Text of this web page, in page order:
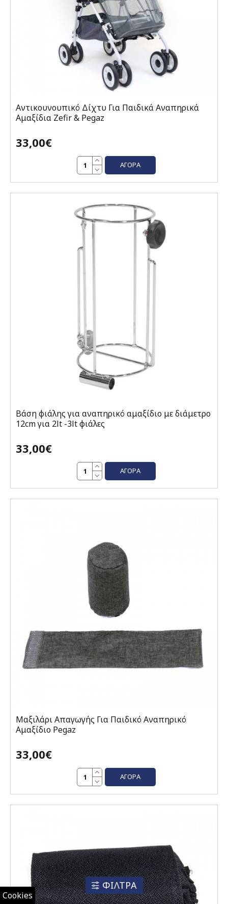
Cookies
Αντικουνουπικό Δίχτυ Για Παιδικά Αναπηρικά
Αμαξίδια Zefir & Pegaz
33,00€
ΑΓΟΡΆ
Βάση φιάλης για αναπηρικό αμαξίδιο με διάμετρο
12cm για 2lt -3lt φιάλες
33,00€
ΑΓΟΡΆ
Μαξιλάρι Απαγωγής Για Παιδικό Αναπηρικό
Αμαξίδιο Pegaz
33,00€
ΑΓΟΡΆ
ΦΙΛΤΡΑ